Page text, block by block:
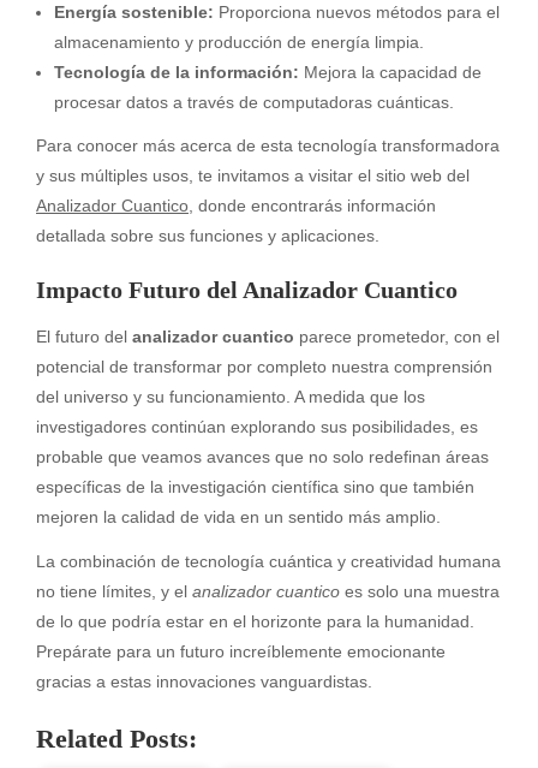
Energía sostenible: Proporciona nuevos métodos para el
almacenamiento y producción de energía limpia.
Tecnología de la información: Mejora la capacidad de
procesar datos a través de computadoras cuánticas.
Para conocer más acerca de esta tecnología transformadora
y sus múltiples usos, te invitamos a visitar el sitio web del
Analizador Cuantico , donde encontrarás información
detallada sobre sus funciones y aplicaciones.
Impacto Futuro del Analizador Cuantico
El futuro del analizador cuantico parece prometedor, con el
potencial de transformar por completo nuestra comprensión
del universo y su funcionamiento. A medida que los
investigadores continúan explorando sus posibilidades, es
probable que veamos avances que no solo redefinan áreas
específicas de la investigación científica sino que también
mejoren la calidad de vida en un sentido más amplio.
La combinación de tecnología cuántica y creatividad humana
no tiene límites, y el analizador cuantico es solo una muestra
de lo que podría estar en el horizonte para la humanidad.
Prepárate para un futuro increíblemente emocionante
gracias a estas innovaciones vanguardistas.
Related Posts: